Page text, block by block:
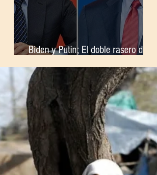
Biden y Putin; El doble rasero de la